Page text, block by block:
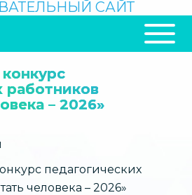
САЙТ
работников
– 2026»
педагогических
человека – 2026»